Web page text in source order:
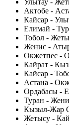
Улытау -
Актобе -
Кайсар -
Елимай -
Тобол -
Женис -
Окжетпес -
Кайрат -
Кайсар -
Астана -
Ордабасы -
Туран -
Кызыл-Жар
Жетысу -